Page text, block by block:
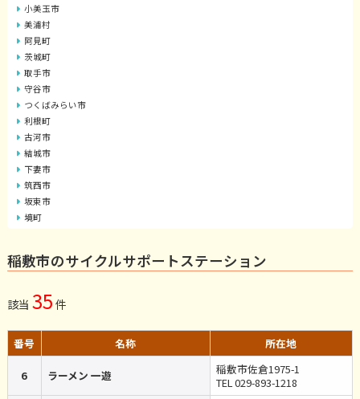
小美玉市
美浦村
阿見町
茨城町
取手市
守谷市
つくばみらい市
利根町
古河市
結城市
下妻市
筑西市
坂東市
境町
稲敷市のサイクルサポートステーション
該当 35 件
番号 名称 所在地
6 ラーメン 一遊
稲敷市佐倉1975-1
TEL 029-893-1218